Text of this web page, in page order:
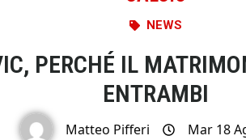
NEWS
PERCHÉ IL
ENTRAMBI
Matteo Pifferi Mar 18